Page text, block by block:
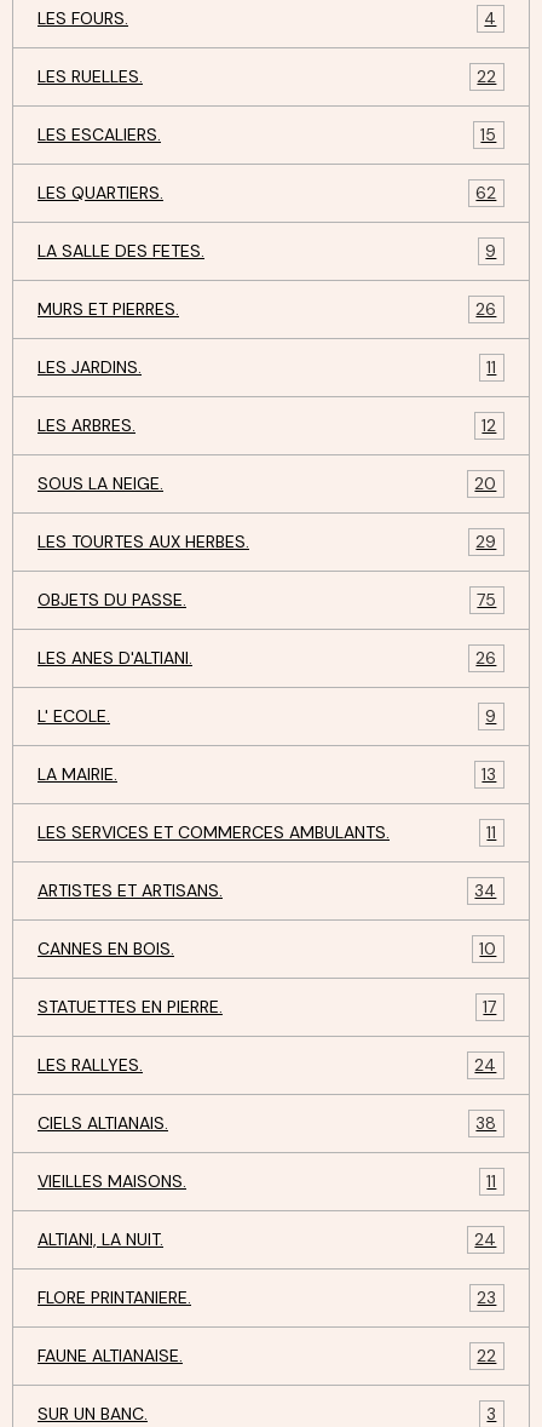
LES FOURS. 4
LES RUELLES. 22
LES ESCALIERS. 15
LES QUARTIERS. 62
LA SALLE DES FETES. 9
MURS ET PIERRES. 26
LES JARDINS. 11
LES ARBRES. 12
SOUS LA NEIGE. 20
LES TOURTES AUX HERBES. 29
OBJETS DU PASSE. 75
LES ANES D'ALTIANI. 26
L' ECOLE. 9
LA MAIRIE. 13
LES SERVICES ET COMMERCES AMBULANTS. 11
ARTISTES ET ARTISANS. 34
CANNES EN BOIS. 10
STATUETTES EN PIERRE. 17
LES RALLYES. 24
CIELS ALTIANAIS. 38
VIEILLES MAISONS. 11
ALTIANI, LA NUIT. 24
FLORE PRINTANIERE. 23
FAUNE ALTIANAISE. 22
SUR UN BANC. 3